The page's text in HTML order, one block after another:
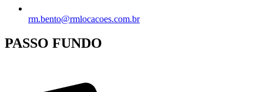
rm.bento@rmlocacoes.com.br
PASSO FUNDO